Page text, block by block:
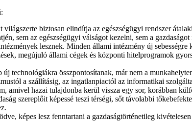
biztosan elindítja az egészségügyi rendszer
sem az egészségügyi válságot kezelni, sem a
lesznek. Minden állami intézmény új
megújuló állami cégek és központi hitelprogramok
technológiákra összpontosítanak, már nem a
a szállításig, az ingatlanpiactól az informatikai
amivel hazai tulajdonba kerül vissza egy sor, korábban
szereplőit képessé teszi térségi, sőt távolabbi
képes lesz fenntartani a gazdaságtörténetileg